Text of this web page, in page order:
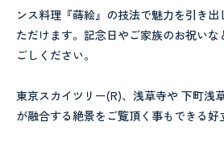
ンス料理『蒔絵』の技法で魅力を引き
ただけます。記念日やご家族のお祝い
ごしください。
東京スカイツリー(R)、浅草寺や 下町浅
が融合する絶景をご覧頂く事もできる好